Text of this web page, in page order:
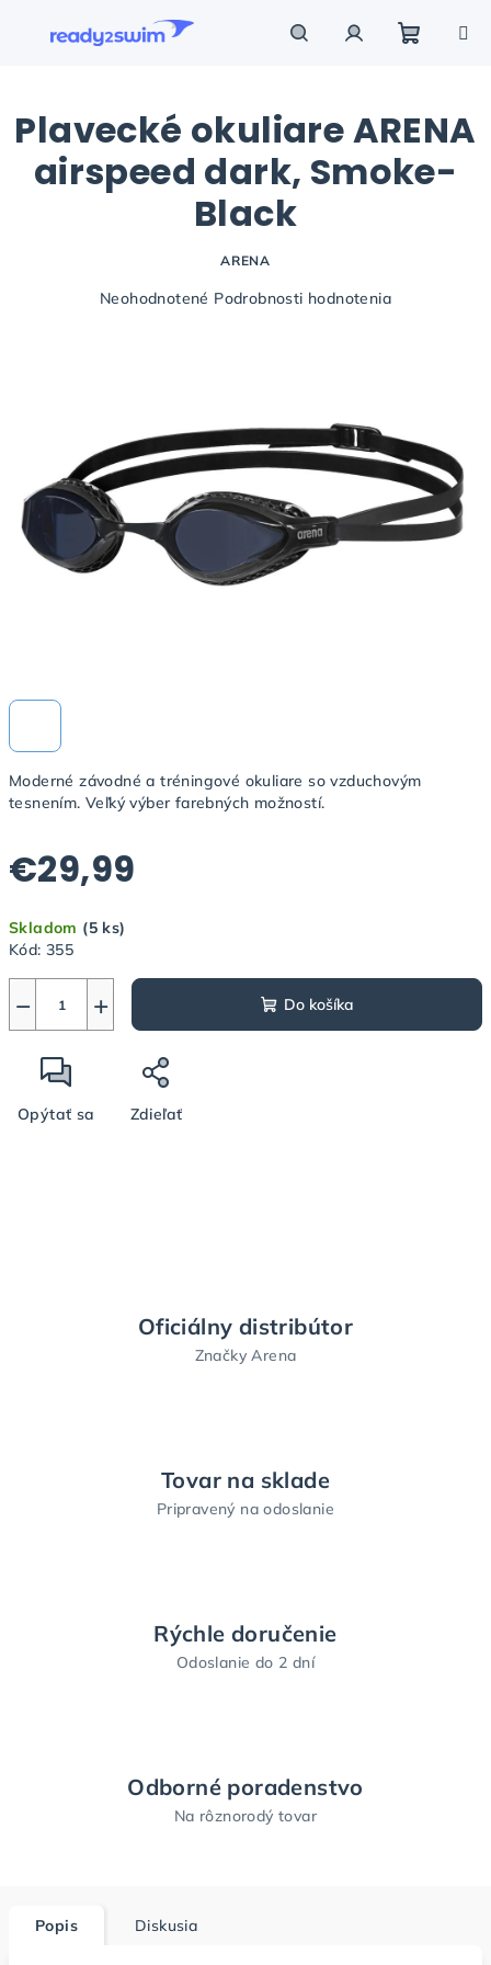
košík
Moderné závodné a tréningové okuliare so vzduchovým
tesnením. Veľký výber farebných možností.
€29,99
cena:
Skladom (5 ks)
Kód: 355
+
− Do košíka
Opýtať sa Zdieľať
Plavecké okuliare ARENA
airspeed dark, Smoke-
Black
ARENA
Priemerné
hviezdičiek.
Neohodnotené Podrobnosti hodnotenia
Oficiálny distribútor
Značky Arena
Tovar na sklade
Pripravený na odoslanie
Rýchle doručenie
Odoslanie do 2 dní
Odborné poradenstvo
Na rôznorodý tovar
Popis Diskusia